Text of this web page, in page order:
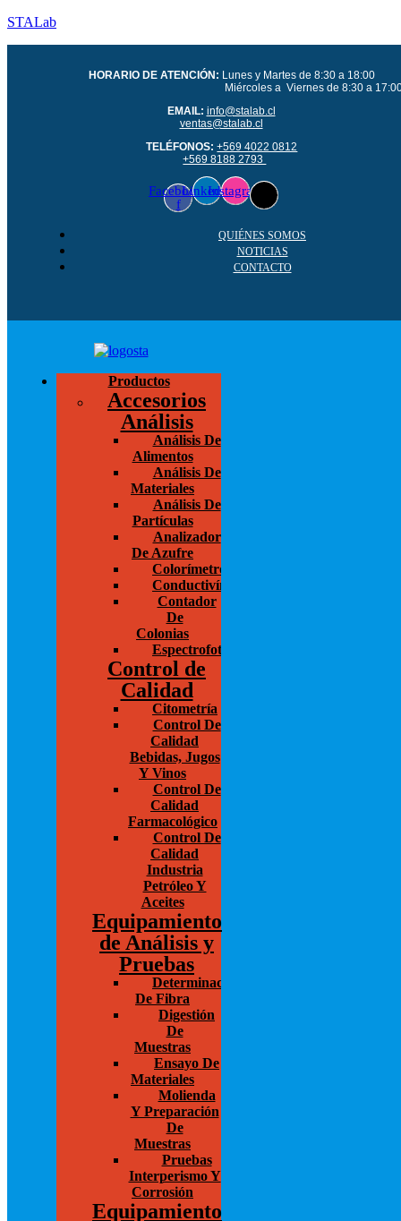
STALab
HORARIO DE ATENCIÓN: Lunes y Martes de 8:30 a 18:00
Miércoles a Viernes de 8:30 a
EMAIL: info@stalab.cl
ventas@stalab.cl
TELÉFONOS:+569 4022 0812
+569 8188 2793
Facebook-
f
LinkedinInstagram
QUIÉNES SOMOS
NOTICIAS
CONTACTO
Productos
Accesorios
Análisis
Análisis De
Alimentos
Análisis De
Materiales
Análisis De
Partículas
Analizador
De Azufre
Colorímetros
Conductivímetros
Contador
De
Colonias
Espectrofotometría
Control de
Calidad
Citometría
Control De
Calidad
Bebidas, Jugos
Y Vinos
Control De
Calidad
Farmacológico
Control De
Calidad
Industria
Petróleo Y
Aceites
Equipamiento
de Análisis y
Pruebas
Determinación
De Fibra
Digestión
De
Muestras
Ensayo De
Materiales
Molienda
Y Preparación
De
Muestras
Pruebas
Interperismo Y
Corrosión
Equipamiento